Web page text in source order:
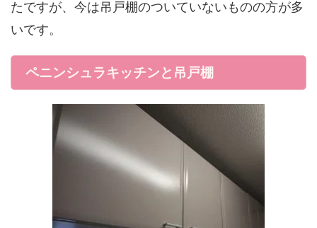
たですが、今は吊戸棚のついていないものの方が多
いです。
ペニンシュラキッチンと吊戸棚